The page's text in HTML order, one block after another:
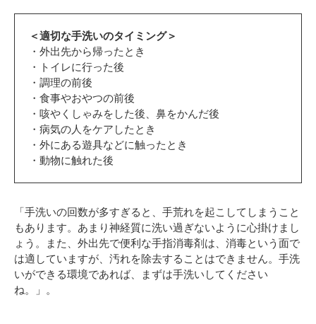
＜適切な手洗いのタイミング＞
・外出先から帰ったとき
・トイレに行った後
・調理の前後
・食事やおやつの前後
・咳やくしゃみをした後、鼻をかんだ後
・病気の人をケアしたとき
・外にある遊具などに触ったとき
・動物に触れた後
「手洗いの回数が多すぎると、手荒れを起こしてしまうこと
もあります。あまり神経質に洗い過ぎないように心掛けまし
ょう。また、外出先で便利な手指消毒剤は、消毒という面で
は適していますが、汚れを除去することはできません。手洗
いができる環境であれば、まずは手洗いしてください
ね。」。